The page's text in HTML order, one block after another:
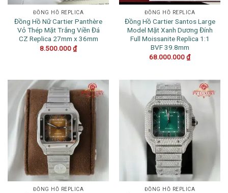
ĐỒNG HỒ REPLICA
Đồng Hồ Nữ Cartier Panthère
Vỏ Thép Mặt Trắng Viền Đá
CZ Replica 27mm x 36mm
8.500.000₫
ĐỒNG HỒ REPLICA
Đồng Hồ Cartier Santos Large
Model Mặt Xanh Dương Đính
Full Moissanite Replica 1:1
BVF 39.8mm
68.000.000₫
ĐỒNG HỒ REPLICA ĐỒNG HỒ REPLICA